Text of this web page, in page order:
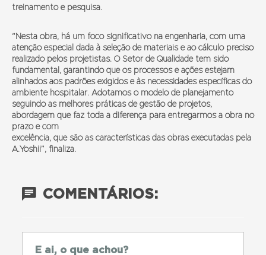
treinamento e pesquisa.
“Nesta obra, há um foco significativo na engenharia, com uma
atenção especial dada à seleção de materiais e ao cálculo preciso
realizado pelos projetistas. O Setor de Qualidade tem sido
fundamental, garantindo que os processos e ações estejam
alinhados aos padrões exigidos e às necessidades específicas do
ambiente hospitalar. Adotamos o modelo de planejamento
seguindo as melhores práticas de gestão de projetos,
abordagem que faz toda a diferença para entregarmos a obra no
prazo e com
excelência, que são as características das obras executadas pela
A.Yoshii”, finaliza.
COMENTÁRIOS:
E ai, o que achou?